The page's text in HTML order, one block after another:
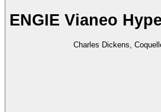
ENGIE Vianeo
Charles Dickens,